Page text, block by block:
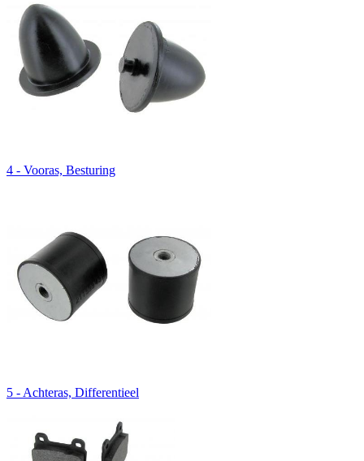
4 - Vooras, Besturing
5 - Achteras, Differentieel